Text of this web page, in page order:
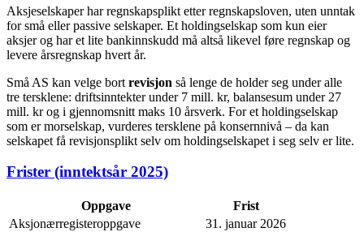
Aksjeselskaper har regnskapsplikt etter regnskapsloven, uten unntak
for små eller passive selskaper. Et holdingselskap som kun eier
aksjer og har et lite bankinnskudd må altså likevel føre regnskap og
levere årsregnskap hvert år.
Små AS kan velge bort revisjon så lenge de holder seg under alle
tre tersklene: driftsinntekter under 7 mill. kr, balansesum under 27
mill. kr og i gjennomsnitt maks 10 årsverk. For et holdingselskap
som er morselskap, vurderes tersklene på konsernnivå – da kan
selskapet få revisjonsplikt selv om holdingselskapet i seg selv er lite.
Frister (inntektsår 2025)
Oppgave
Frist
Aksjonærregisteroppgave
31. januar 2026